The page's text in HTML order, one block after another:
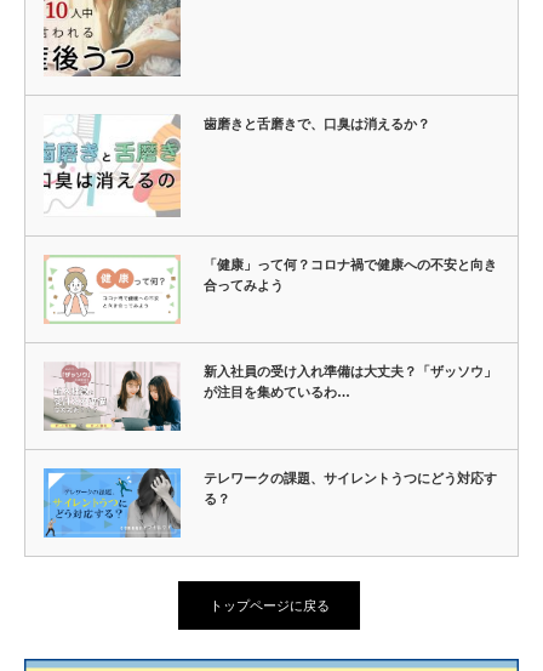
歯磨きと舌磨きで、口臭は消えるか？
「健康」って何？コロナ禍で健康への不安と向き
合ってみよう
新入社員の受け入れ準備は大丈夫？「ザッソウ」
が注目を集めているわ…
テレワークの課題、サイレントうつにどう対応す
る？
トップページに戻る